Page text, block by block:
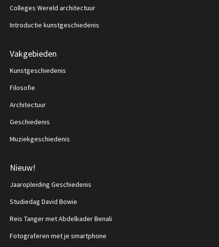
Colleges Wereld architectuur
Introductie kunstgeschiedenis
Vakgebieden
Kunstgeschiedenis
Filosofie
Architectuur
Geschiedenis
Muziekgeschiedenis
Nieuw!
Jaaropleiding Geschiedenis
Studiedag David Bowie
Reis Tanger met Abdelkader Benali
Fotograferen met je smartphone